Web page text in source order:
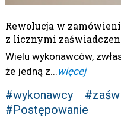
Rewolucja w
z licznymi
Wielu wykonawców,
że jedną z... więcej
#wykonawcy
#Postępowanie